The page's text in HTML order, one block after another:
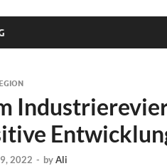
2022 - byAli